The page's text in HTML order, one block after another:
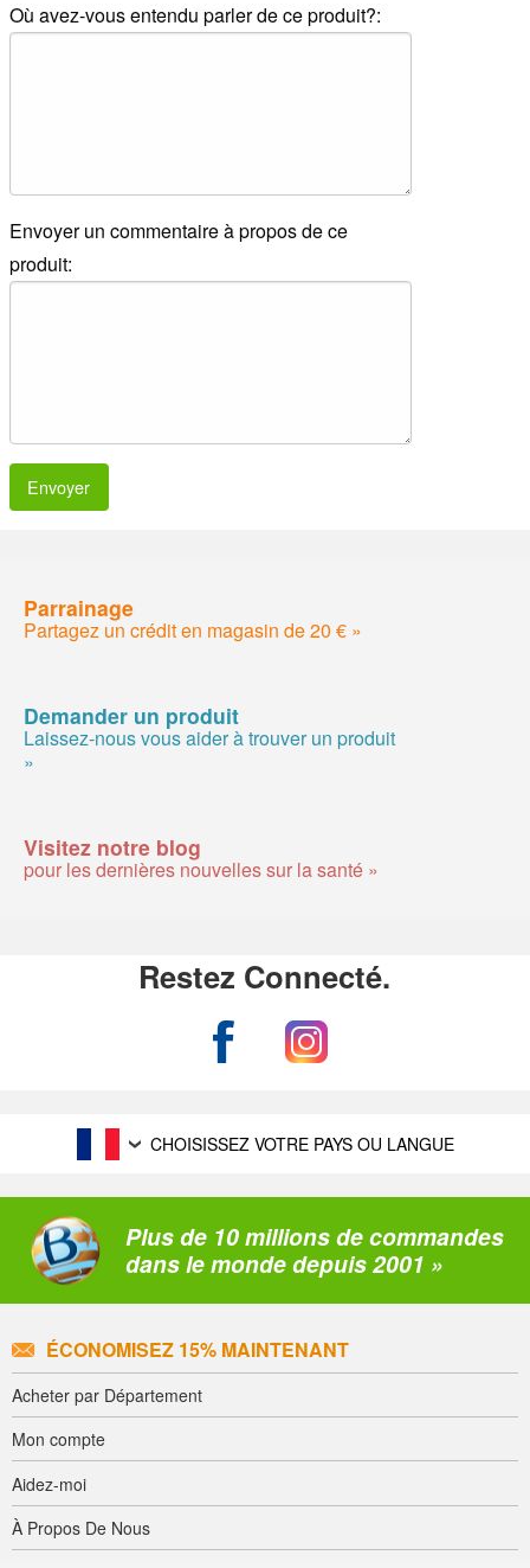
Où avez-vous entendu parler de ce produit?:
Envoyer un commentaire à propos de ce
produit:
Envoyer
Parrainage
Partagez un crédit en magasin de 20 € »
Demander un produit
Laissez-nous vous aider à trouver un produit
»
Visitez notre blog
pour les dernières nouvelles sur la santé »
Restez Connecté.
CHOISISSEZ VOTRE PAYS OU LANGUE
Plus de 10 millions de commandes
dans le monde depuis 2001 »
ÉCONOMISEZ 15% MAINTENANT
Acheter par Département
Mon compte
Aidez-moi
À Propos De Nous